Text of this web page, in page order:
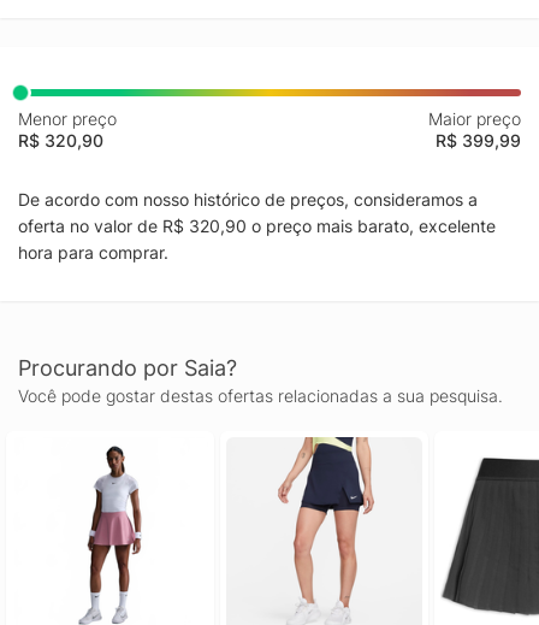
Menor preço
R$ 320,90
Maior preço
R$ 399,99
De acordo com nosso histórico de preços, consideramos a
oferta no valor de R$ 320,90 o preço mais barato, excelente
hora para comprar.
Procurando por Saia?
Você pode gostar destas ofertas relacionadas a sua pesquisa.